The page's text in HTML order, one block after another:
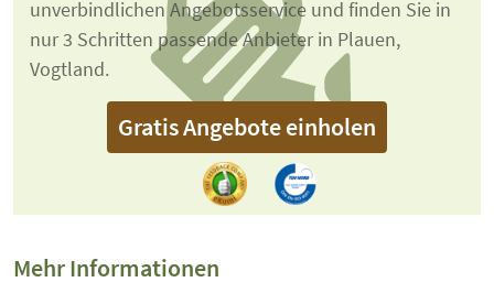
unverbindlichen Angebotsservice und finden Sie in
nur 3 Schritten passende Anbieter in Plauen,
Vogtland.
Gratis Angebote einholen
Mehr Informationen